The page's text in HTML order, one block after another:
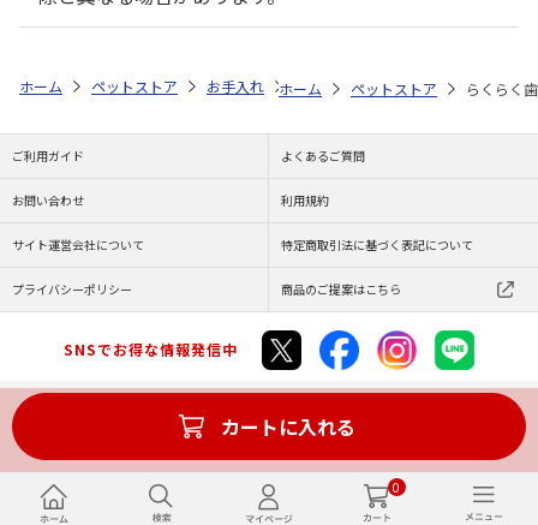
0
カートに入れる
ホーム ペットストア お手入れ デンタル用品（猫用） らくらく
ホーム ペットストア らくらく
ご利用ガイド よくあるご質問
お問い合わせ 利用規約
サイト運営会社について 特定商取引法に基づく表記について
プライバシーポリシー 商品のご提案はこちら
SNSでお得な情報発信中